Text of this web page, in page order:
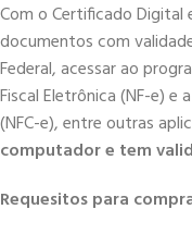
Com o Certificado Digital
documentos com
Federal, acessar ao
Fiscal Eletrônica (NF-e) e
(NFC-e), entre outras
computador e tem
Requesitos para